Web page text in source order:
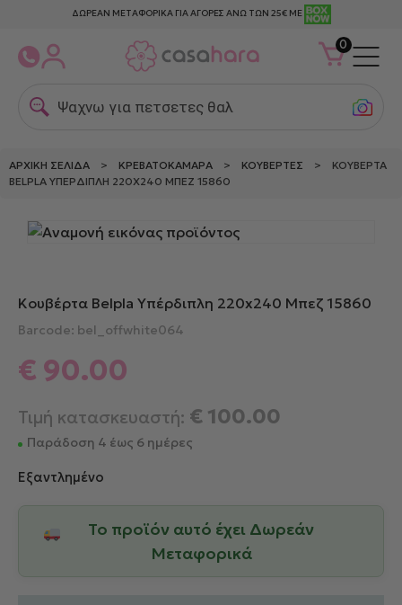
ΔΩΡΕΑΝ ΜΕΤΑΦΟΡΙΚΑ ΓΙΑ ΑΓΟΡΕΣ ΑΝΩ ΤΩΝ 25€ ΜΕ
0
Ψαχνω για πετσετες θαλασ
ΑΡΧΙΚΉ ΣΕΛΊΔΑ > ΚΡΕΒΑΤΟΚΆΜΑΡΑ > ΚΟΥΒΈΡΤΕΣ > ΚΟΥΒΈΡΤΑ
BELPLA ΥΠΈΡΔΙΠΛΗ 220X240 ΜΠΕΖ 15860
Κουβέρτα Belpla Υπέρδιπλη 220x240 Μπεζ 15860
Barcode: bel_offwhite064
€ 90.00
Τιμή κατασκευαστή: € 100.00
Παράδοση 4 έως 6 ημέρες
Εξαντλημένο
Το προϊόν αυτό έχει Δωρεάν
Μεταφορικά